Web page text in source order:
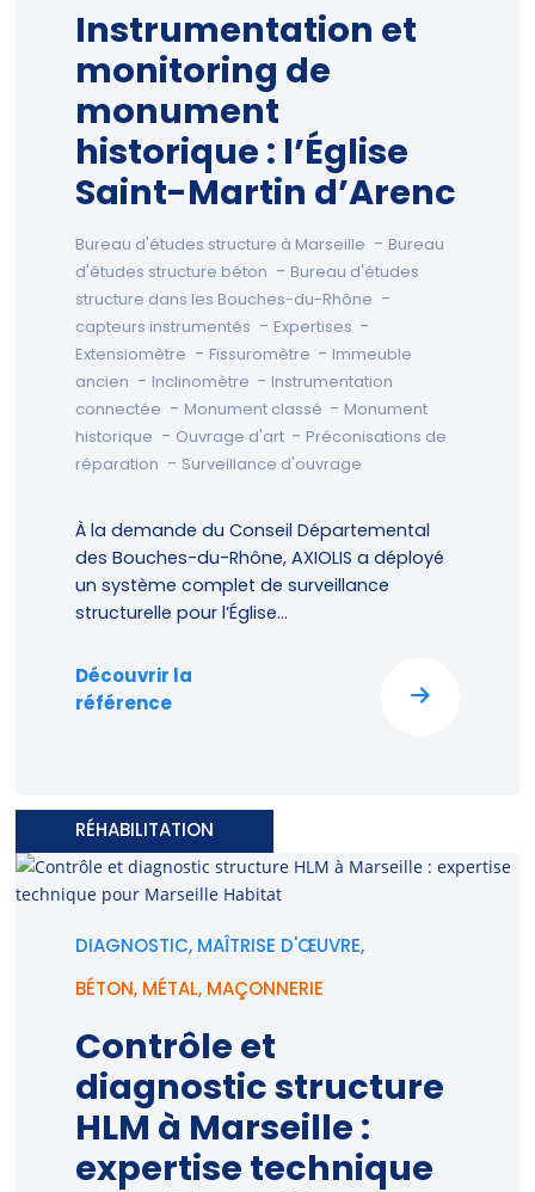
Instrumentation et
monitoring de
monument
historique : l’Église
Saint-Martin d’Arenc
Bureau d'études structure à Marseille - Bureau
d'études structure béton
- Bureau d'études
structure dans les Bouches-du-Rhône
-
capteurs instrumentés - Expertises -
Extensiomètre - Fissuromètre -
Immeuble
ancien
- Inclinomètre -
Instrumentation
connectée
- Monument classé - Monument
historique
- Ouvrage d'art - Préconisations de
réparation
- Surveillance d'ouvrage
À la demande du Conseil Départemental
des Bouches-du-Rhône, AXIOLIS a déployé
un système complet de surveillance
structurelle pour l’Église...
Découvrir la
référence
RÉHABILITATION
DIAGNOSTIC, MAÎTRISE D'ŒUVRE,
BÉTON, MÉTAL, MAÇONNERIE
Contrôle et
diagnostic structure
HLM à Marseille :
expertise technique